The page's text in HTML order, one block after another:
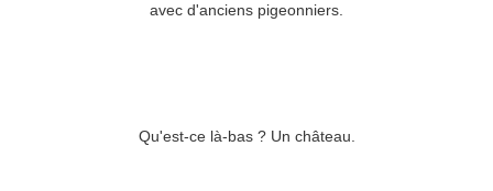
avec d'anciens pigeonniers.
Qu'est-ce là-bas ? Un château.